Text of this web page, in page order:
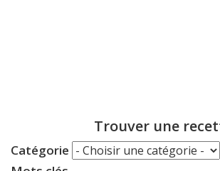
Trouver une
Catégorie